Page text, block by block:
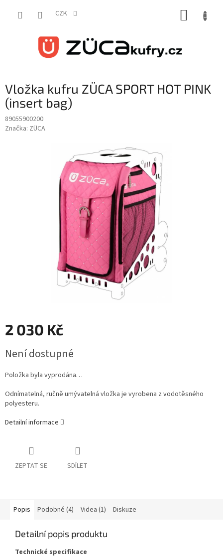
CZK
Vložka kufru ZÜCA SPORT HOT PINK
(insert bag)
89055900200
Značka: ZÜCA
2 030 Kč
cena:
Není dostupné
Položka byla vyprodána…
Odnímatelná, ručně umývatelná vložka je vyrobena z vodotěsného
polyesteru.
Detailní informace
ZEPTAT SE SDÍLET
Popis Podobné (4) Videa (1) Diskuze
Detailní popis produktu
Technické specifikace